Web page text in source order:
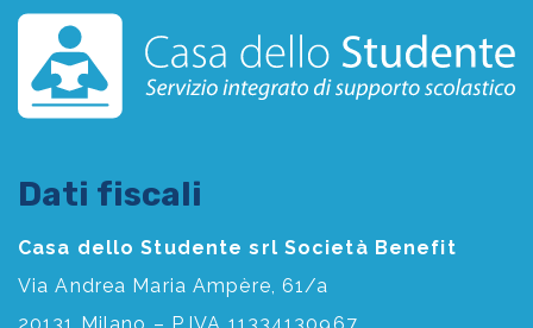
Dati fiscali
Casa dello Studente srl Società Benefit
Via Andrea Maria Ampère, 61/a